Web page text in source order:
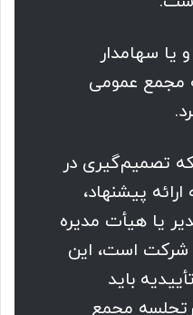
سهامدار
مجمع عمومی
تصمیم‌گیری در
پیشنهاد،
یا هیأت مدیره
شرکت است، این
باید
مجمع